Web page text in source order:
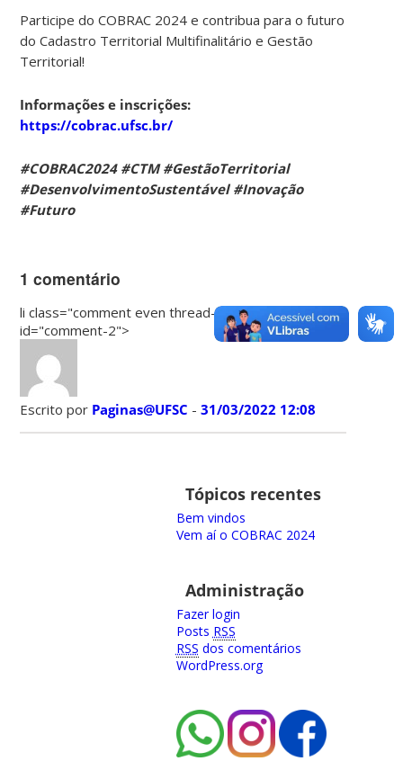
Participe do COBRAC 2024 e contribua para o futuro
do Cadastro Territorial Multifinalitário e Gestão
Territorial!
Informações e inscrições:
https://cobrac.ufsc.br/
#COBRAC2024 #CTM #GestãoTerritorial
#DesenvolvimentoSustentável #Inovação
#Futuro
1 comentário
li class="comment even thread-even depth-1"
id="comment-2">
Escrito por Paginas@UFSC -31/03/2022 12:08
Tópicos recentes
Bem vindos
Vem aí o COBRAC 2024
Administração
Fazer login
Posts RSS
RSS dos comentários
WordPress.org